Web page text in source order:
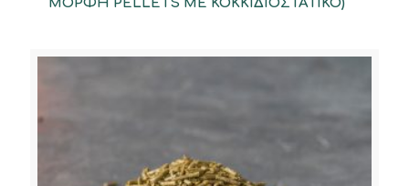
ΜΟΡΦΗ PELLETS ΜΕ ΚΟΚΚΙΔΙΟΣΤΑΤΙΚΟ)